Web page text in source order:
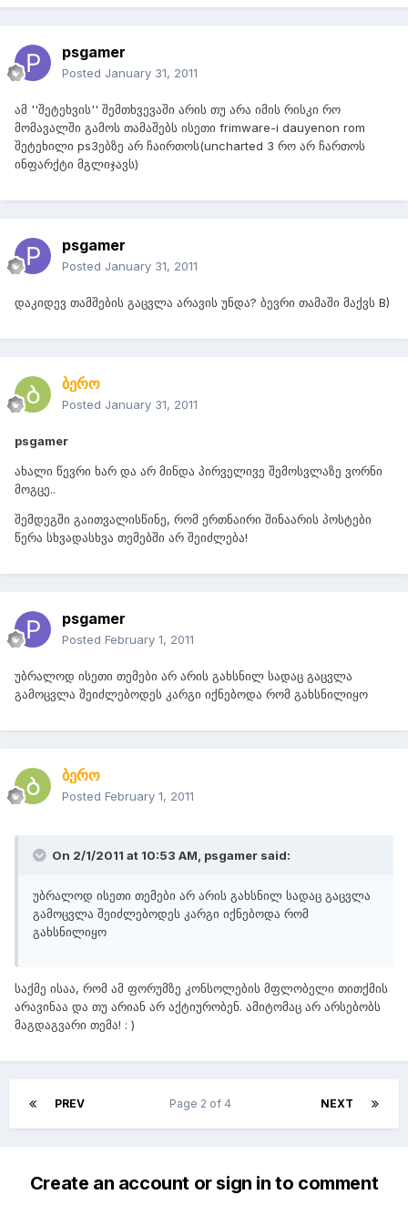
psgamer
Posted January 31, 2011
ამ ''შეტეხვის'' შემთხვევაში არის თუ არა იმის რისკი რო
მომავალში გამოს თამაშებს ისეთი frimware-i dauyenon rom
შეტეხილი ps3ებზე არ ჩაირთოს(uncharted 3 რო არ ჩართოს
ინფარქტი მგლიჯავს)
psgamer
Posted January 31, 2011
დაკიდევ თამშების გაცვლა არავის უნდა? ბევრი თამაში მაქვს B)
ბერო
Posted January 31, 2011
psgamer
ახალი წევრი ხარ და არ მინდა პირველივე შემოსვლაზე ვორნი
მოგცე..
შემდეგში გაითვალისწინე, რომ ერთნაირი შინაარის პოსტები
წერა სხვადასხვა თემებში არ შეიძლება!
psgamer
Posted February 1, 2011
უბრალოდ ისეთი თემები არ არის გახსნილ სადაც გაცვლა
გამოცვლა შეიძლებოდეს კარგი იქნებოდა რომ გახსნილიყო
ბერო
Posted February 1, 2011
On 2/1/2011 at 10:53 AM, psgamer said:
უბრალოდ ისეთი თემები არ არის გახსნილ სადაც გაცვლა
გამოცვლა შეიძლებოდეს კარგი იქნებოდა რომ
გახსნილიყო
საქმე ისაა, რომ ამ ფორუმზე კონსოლების მფლობელი თითქმის
არავინაა და თუ არიან არ აქტიურობენ. ამიტომაც არ არსებობს
მაგდაგვარი თემა! : )
PREV NEXT
Page 2 of 4
Create an account or sign in to comment